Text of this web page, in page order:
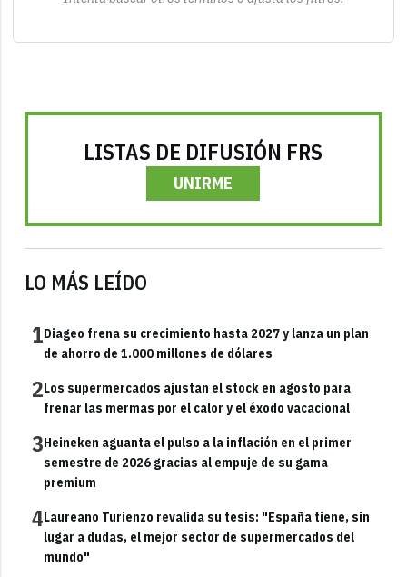
LISTAS DE DIFUSIÓN FRS
UNIRME
LO MÁS LEÍDO
1Diageo frena su crecimiento hasta 2027 y lanza un plan
de ahorro de 1.000 millones de dólares
2Los supermercados ajustan el stock en agosto para
frenar las mermas por el calor y el éxodo vacacional
3Heineken aguanta el pulso a la inflación en el primer
semestre de 2026 gracias al empuje de su gama
premium
4Laureano Turienzo revalida su tesis: "España tiene, sin
lugar a dudas, el mejor sector de supermercados del
mundo"